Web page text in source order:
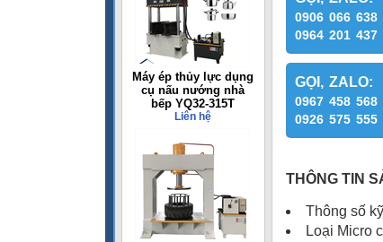
Máy ép thủy lực dụng
cụ nấu nướng nhà
bếp YQ32-315T
Liên hệ
0906 066 638
0964 201 437
GỌI, ZALO:
0967 458 568
0926 575 555
THÔNG TIN
Thông số
Loại Micro